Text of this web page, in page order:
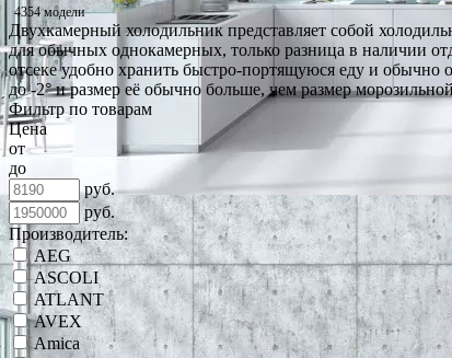
4354 модели
Двухкамерный холодильник представляет собой
для обычных однокамерных, только разница в наличии
отсеке удобно хранить быстро-портящуюся еду и обычно
до -2° и размер её обычно больше, чем размер
Фильтр по товарам
Цена
от
до
руб.
руб.
Производитель:
AEG
ASCOLI
ATLANT
AVEX
Amica